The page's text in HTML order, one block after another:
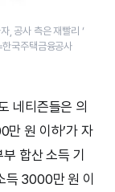
, 공사 측은 재빨리 ‘​
국주택금융공사
네티즌들은 의
만 원 이하’가 자
합산 소득 기
득 3000만 원 이